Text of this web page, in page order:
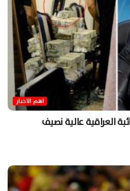
اهم الاخبار
العراقية عالية نصيف